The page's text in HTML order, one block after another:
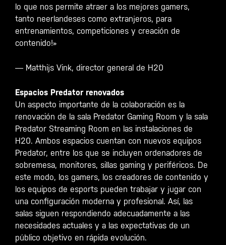
lo que nos permite atraer a los mejores gamers,
tanto neerlandeses como extranjeros, para
entrenamientos, competiciones y creación de
contenido!»
— Matthijs Vink, director general de H20
Espacios Predator renovados
Un aspecto importante de la colaboración es la
renovación de la sala Predator Gaming Room y la sala
Predator Streaming Room en las instalaciones de
H20. Ambos espacios cuentan con nuevos equipos
Predator, entre los que se incluyen ordenadores de
sobremesa, monitores, sillas gaming y periféricos. De
este modo, los gamers, los creadores de contenido y
los equipos de esports pueden trabajar y jugar con
una configuración moderna y profesional. Así, las
salas siguen respondiendo adecuadamente a las
necesidades actuales y a las expectativas de un
público objetivo en rápida evolución.